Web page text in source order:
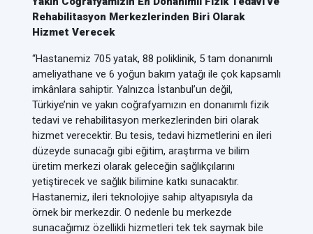
Rehabilitasyon Merkezlerinden Biri Olarak
Hizmet Verecek
“Hastanemiz 705 yatak, 88 poliklinik, 5 tam donanımlı
ameliyathane ve 6 yoğun bakım yatağı ile çok kapsamlı
imkânlara sahiptir. Yalnızca İstanbul’un değil,
Türkiye’nin ve yakın coğrafyamızın en donanımlı fizik
tedavi ve rehabilitasyon merkezlerinden biri olarak
hizmet verecektir. Bu tesis, tedavi hizmetlerini en ileri
düzeyde sunacağı gibi eğitim, araştırma ve bilim
üretim merkezi olarak geleceğin sağlıkçılarını
yetiştirecek ve sağlık bilimine katkı sunacaktır.
Hastanemiz, ileri teknolojiye sahip altyapısıyla da
örnek bir merkezdir. O nedenle bu merkezde
sunacağımız özellikli hizmetleri tek tek saymak bile